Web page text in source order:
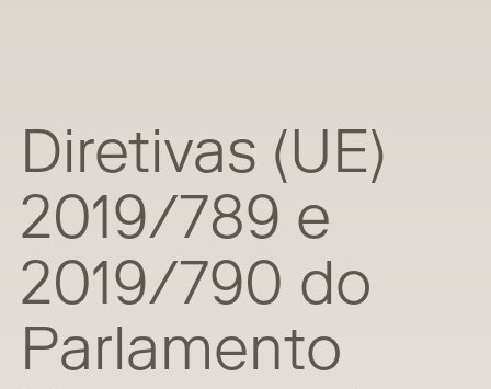
Diretivas (UE)
2019/789 e
2019/790 do
Parlamento